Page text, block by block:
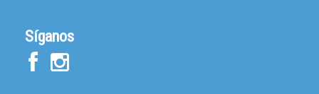
Síganos